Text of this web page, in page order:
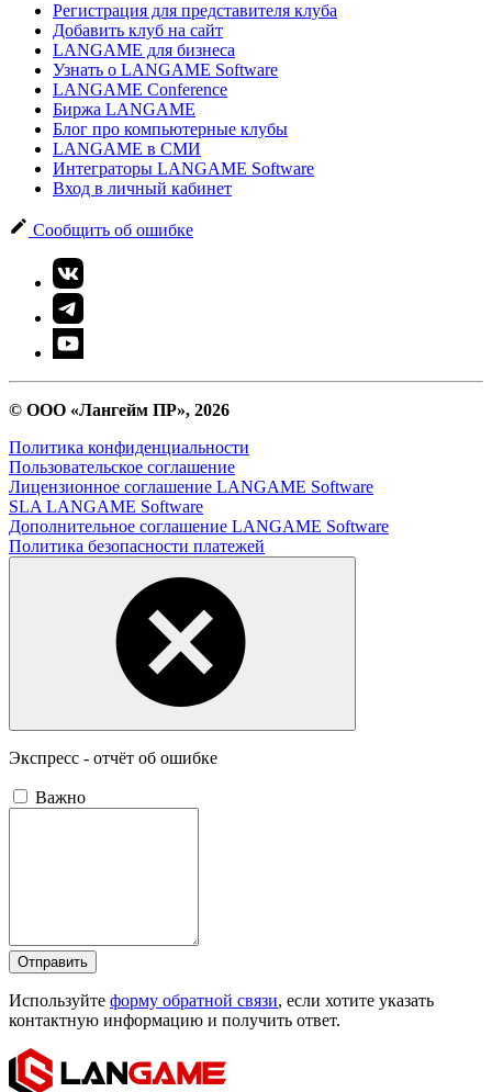
Регистрация для представителя клуба
Добавить клуб на сайт
LANGAME для бизнеса
Узнать о LANGAME Software
LANGAME Conference
Биржа LANGAME
Блог про компьютерные клубы
LANGAME в СМИ
Интеграторы LANGAME Software
Вход в личный кабинет
Сообщить об ошибке
© ООО «Лангейм ПР», 2026
Политика конфиденциальности
Пользовательское соглашение
Лицензионное соглашение LANGAME Software
SLA LANGAME Software
Дополнительное соглашение LANGAME Software
Политика безопасности платежей
Экспресс - отчёт об ошибке
Важно
Отправить
Используйте форму обратной связи, если хотите указать
контактную информацию и получить ответ.